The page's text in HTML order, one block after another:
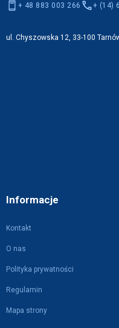
Informacje
Kontakt
O nas
Polityka prywatności
Regulamin
Mapa strony
+ 48 883 003 266 + (14)
ul. Chyszowska 12, 33-100